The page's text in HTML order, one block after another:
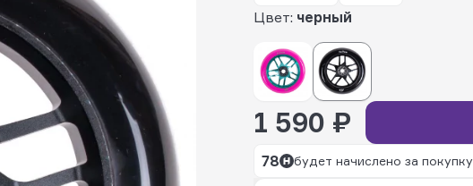
Цвет: черный
1 590 ₽
78 будет начислено за покупку